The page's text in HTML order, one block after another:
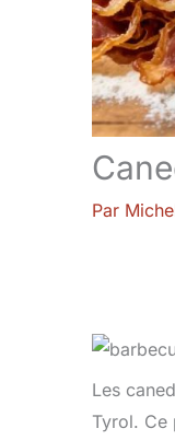
Par
Les
Tyrol. Ce